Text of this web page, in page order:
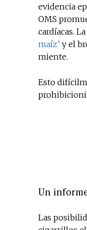
evidencia
OMS
cardíacas.
maíz’ y el
miente.
Esto
Un
Las